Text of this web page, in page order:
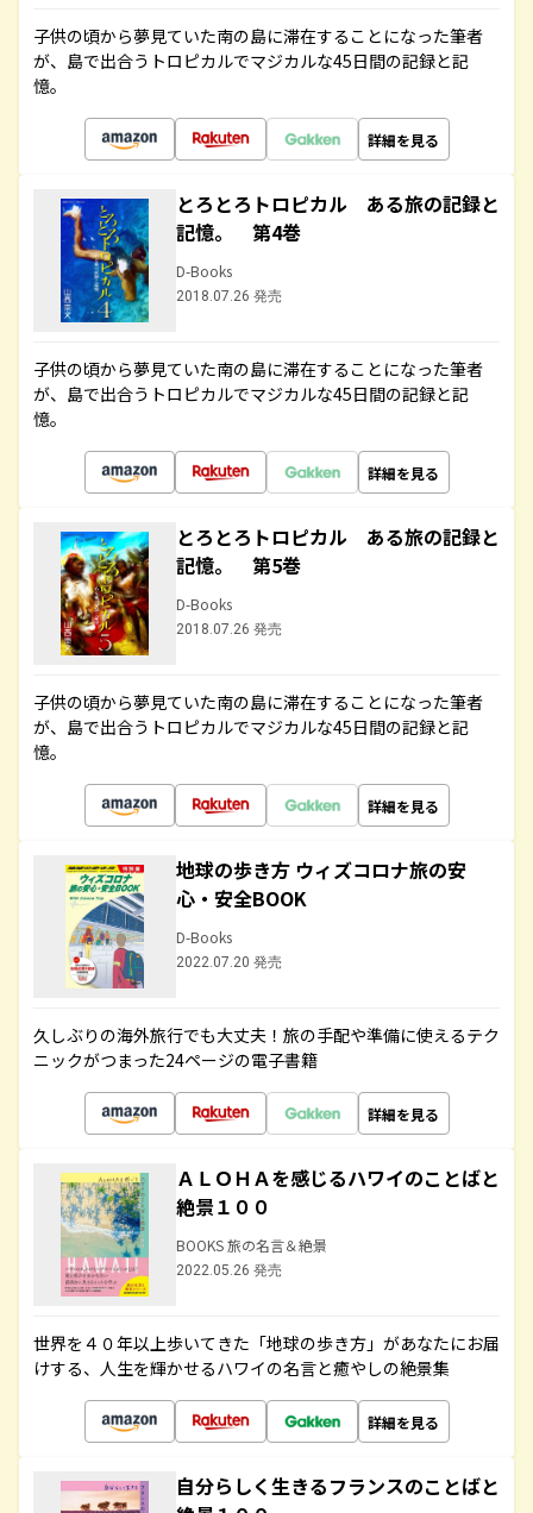
子供の頃から夢見ていた南の島に滞在することになった筆者
が、島で出合うトロピカルでマジカルな45日間の記録と記
憶。
詳細を見る
とろとろトロピカル ある旅の記録と
記憶。 第4巻
D-Books
2018.07.26 発売
子供の頃から夢見ていた南の島に滞在することになった筆者
が、島で出合うトロピカルでマジカルな45日間の記録と記
憶。
詳細を見る
とろとろトロピカル ある旅の記録と
記憶。 第5巻
D-Books
2018.07.26 発売
子供の頃から夢見ていた南の島に滞在することになった筆者
が、島で出合うトロピカルでマジカルな45日間の記録と記
憶。
詳細を見る
地球の歩き方 ウィズコロナ旅の安
心・安全BOOK
D-Books
2022.07.20 発売
久しぶりの海外旅行でも大丈夫！旅の手配や準備に使えるテク
ニックがつまった24ページの電子書籍
詳細を見る
ＡＬＯＨＡを感じるハワイのことばと
絶景１００
BOOKS 旅の名言＆絶景
2022.05.26 発売
世界を４０年以上歩いてきた「地球の歩き方」があなたにお届
けする、人生を輝かせるハワイの名言と癒やしの絶景集
詳細を見る
自分らしく生きるフランスのことばと